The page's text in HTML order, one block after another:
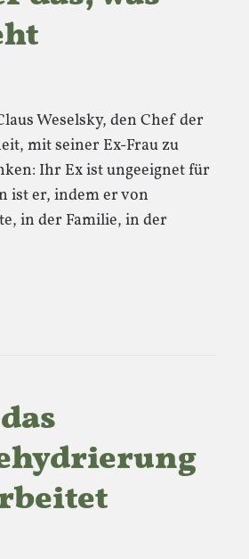
Weselsky, den Chef der
mit seiner Ex-Frau zu
Ihr Ex ist ungeeignet für
ist er, indem er von
in der Familie, in der